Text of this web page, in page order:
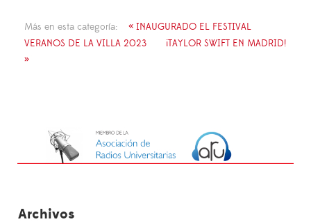
Más en esta categoría:
« INAUGURADO EL FESTIVAL
VERANOS DE LA VILLA 2023
¡TAYLOR SWIFT EN MADRID!
»
Archivos